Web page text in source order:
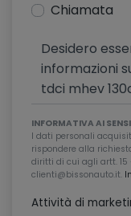
Chiamata
INFORMATIVA AI
I dati personali
rispondere alla
diritti di cui agli artt. 15
clienti@bissonauto.it.
Attività di